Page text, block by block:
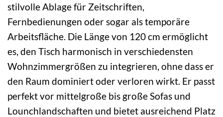
stilvolle Ablage für Zeitschriften,
Fernbedienungen oder sogar als temporäre
Arbeitsfläche. Die Länge von 120 cm ermöglicht
es, den Tisch harmonisch in verschiedensten
Wohnzimmergrößen zu integrieren, ohne dass er
den Raum dominiert oder verloren wirkt. Er passt
perfekt vor mittelgroße bis große Sofas und
Lounchlandschaften und bietet ausreichend Platz